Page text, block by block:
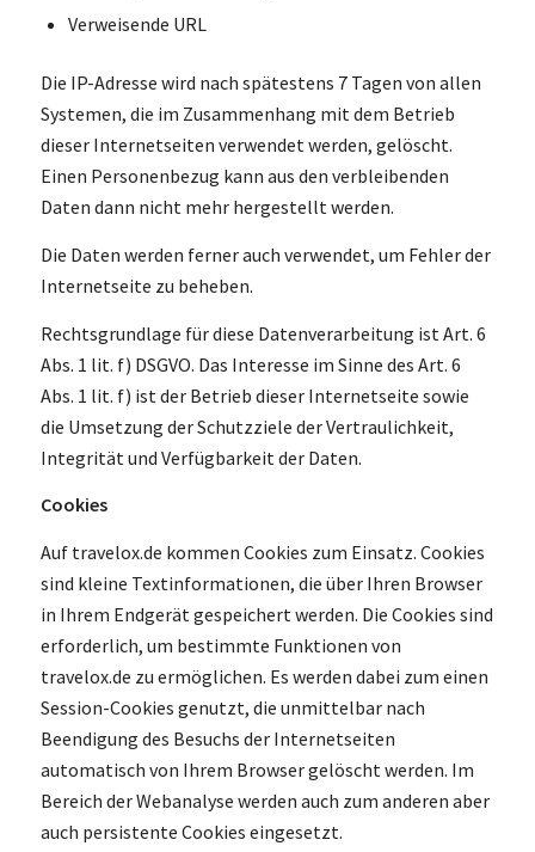
Verweisende URL
Die IP-Adresse wird nach spätestens 7 Tagen von allen
Systemen, die im Zusammenhang mit dem Betrieb
dieser Internetseiten verwendet werden, gelöscht.
Einen Personenbezug kann aus den verbleibenden
Daten dann nicht mehr hergestellt werden.
Die Daten werden ferner auch verwendet, um Fehler der
Internetseite zu beheben.
Rechtsgrundlage für diese Datenverarbeitung ist Art. 6
Abs. 1 lit. f) DSGVO. Das Interesse im Sinne des Art. 6
Abs. 1 lit. f) ist der Betrieb dieser Internetseite sowie
die Umsetzung der Schutzziele der Vertraulichkeit,
Integrität und Verfügbarkeit der Daten.
Cookies
Auf travelox.de kommen Cookies zum Einsatz. Cookies
sind kleine Textinformationen, die über Ihren Browser
in Ihrem Endgerät gespeichert werden. Die Cookies sind
erforderlich, um bestimmte Funktionen von
travelox.de zu ermöglichen. Es werden dabei zum einen
Session-Cookies genutzt, die unmittelbar nach
Beendigung des Besuchs der Internetseiten
automatisch von Ihrem Browser gelöscht werden. Im
Bereich der Webanalyse werden auch zum anderen aber
auch persistente Cookies eingesetzt.